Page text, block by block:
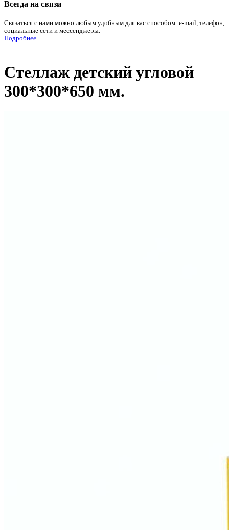
Всегда на связи
Связаться с нами можно любым удобным для вас способом: e-mail, телефон,
социальные сети и мессенджеры.
Подробнее
Стеллаж детский угловой
300*300*650 мм.